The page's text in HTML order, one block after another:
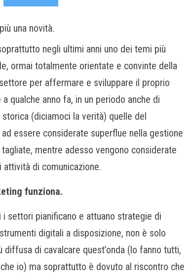
una novità.
negli ultimi anni uno dei temi più
ormai totalmente orientate e convinte della
per affermare e sviluppare il proprio
qualche anno fa, in un periodo anche di
(diciamoci la verità) quelle del
essere considerate superflue nella gestione
tagliate, mentre adesso vengono considerate
di comunicazione.
funziona.
settori pianificano e attuano strategie di
digitali a disposizione, non è solo
di cavalcare quest’onda (lo fanno tutti,
io) ma soprattutto è dovuto al riscontro che